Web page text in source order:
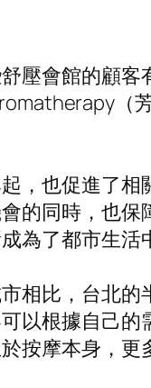
壓會館的顧
（
，也促進了相
的同時，也
為了都市生活
相比，台北
以根據自己
按摩本身，更